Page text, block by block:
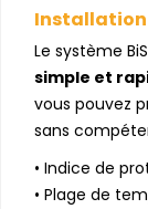
Installation
Le système
simple et
vous pouvez
sans
• Indice de
• Plage de